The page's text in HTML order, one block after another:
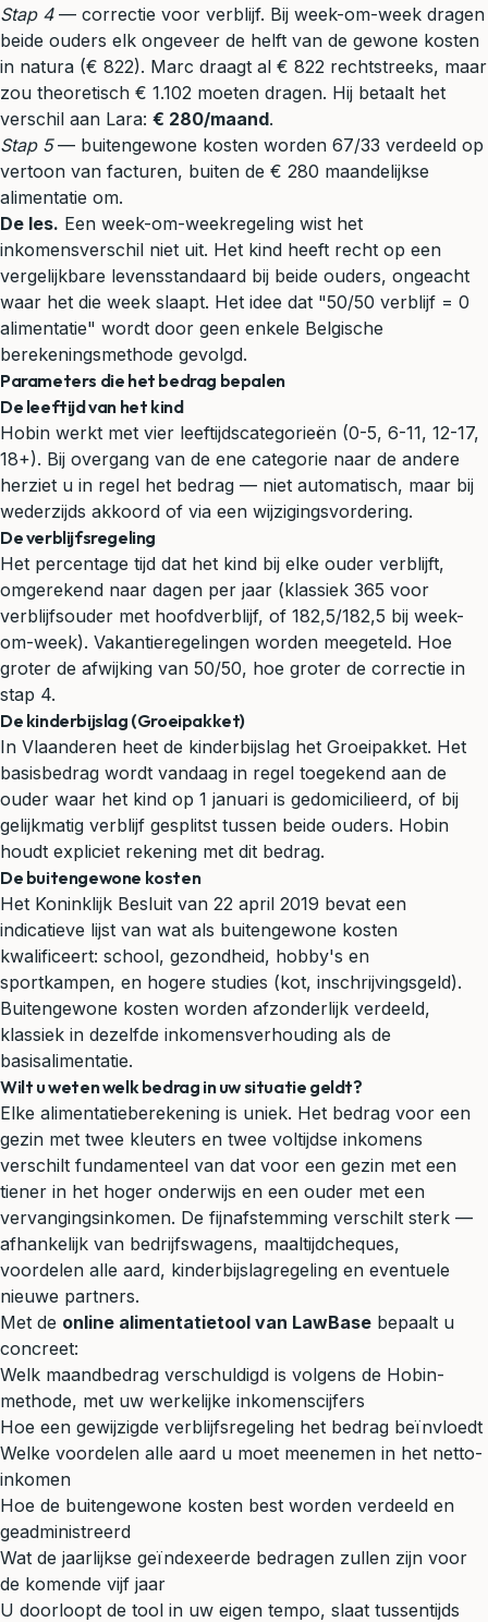
Stap 4— correctie voor verblijf. Bij week-om-week dragen
beide ouders elk ongeveer de helft van de gewone kosten
in natura (€ 822). Marc draagt al € 822 rechtstreeks, maar
zou theoretisch € 1.102 moeten dragen. Hij betaalt het
verschil aan Lara: € 280/maand.
Stap 5— buitengewone kosten worden 67/33 verdeeld op
vertoon van facturen, buiten de € 280 maandelijkse
alimentatie om.
De les. Een week-om-weekregeling wist het
inkomensverschil niet uit. Het kind heeft recht op een
vergelijkbare levensstandaard bij beide ouders, ongeacht
waar het die week slaapt. Het idee dat "50/50 verblijf = 0
alimentatie" wordt door geen enkele Belgische
berekeningsmethode gevolgd.
Parameters die het bedrag bepalen
De leeftijd van het kind
Hobin werkt met vier leeftijdscategorieën (0-5, 6-11, 12-17,
18+). Bij overgang van de ene categorie naar de andere
herziet u in regel het bedrag — niet automatisch, maar bij
wederzijds akkoord of via een wijzigingsvordering.
De verblijfsregeling
Het percentage tijd dat het kind bij elke ouder verblijft,
omgerekend naar dagen per jaar (klassiek 365 voor
verblijfsouder met hoofdverblijf, of 182,5/182,5 bij week-
om-week). Vakantieregelingen worden meegeteld. Hoe
groter de afwijking van 50/50, hoe groter de correctie in
stap 4.
De kinderbijslag (Groeipakket)
In Vlaanderen heet de kinderbijslag het Groeipakket. Het
basisbedrag wordt vandaag in regel toegekend aan de
ouder waar het kind op 1 januari is gedomicilieerd, of bij
gelijkmatig verblijf gesplitst tussen beide ouders. Hobin
houdt expliciet rekening met dit bedrag.
De buitengewone kosten
Het Koninklijk Besluit van 22 april 2019 bevat een
indicatieve lijst van wat als buitengewone kosten
kwalificeert: school, gezondheid, hobby's en
sportkampen, en hogere studies (kot, inschrijvingsgeld).
Buitengewone kosten worden afzonderlijk verdeeld,
klassiek in dezelfde inkomensverhouding als de
basisalimentatie.
Wilt u weten welk bedrag in uw situatie geldt?
Elke alimentatieberekening is uniek. Het bedrag voor een
gezin met twee kleuters en twee voltijdse inkomens
verschilt fundamenteel van dat voor een gezin met een
tiener in het hoger onderwijs en een ouder met een
vervangingsinkomen. De fijnafstemming verschilt sterk —
afhankelijk van bedrijfswagens, maaltijdcheques,
voordelen alle aard, kinderbijslagregeling en eventuele
nieuwe partners.
Met de online alimentatietool van LawBase bepaalt u
concreet:
Welk maandbedrag verschuldigd is volgens de Hobin-
methode, met uw werkelijke inkomenscijfers
Hoe een gewijzigde verblijfsregeling het bedrag beïnvloedt
Welke voordelen alle aard u moet meenemen in het netto-
inkomen
Hoe de buitengewone kosten best worden verdeeld en
geadministreerd
Wat de jaarlijkse geïndexeerde bedragen zullen zijn voor
de komende vijf jaar
U doorloopt de tool in uw eigen tempo, slaat tussentijds